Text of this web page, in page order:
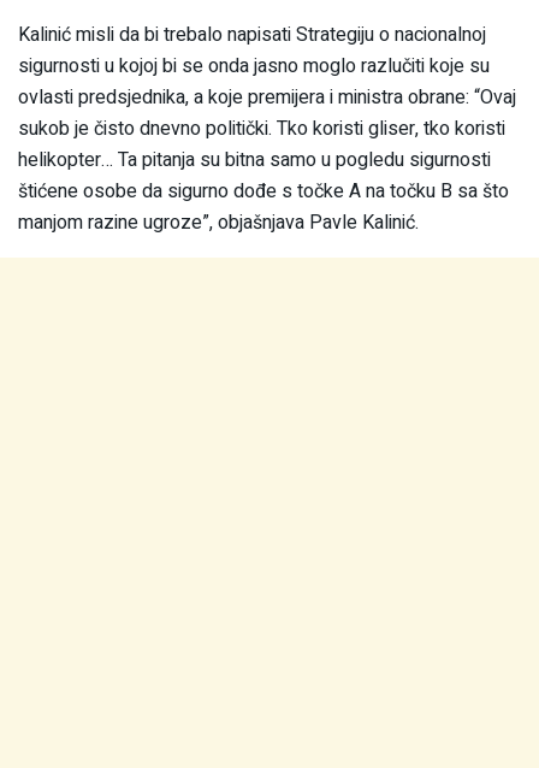
Kalinić misli da bi trebalo napisati Strategiju o nacionalnoj
sigurnosti u kojoj bi se onda jasno moglo razlučiti koje su
ovlasti predsjednika, a koje premijera i ministra obrane: “Ovaj
sukob je čisto dnevno politički. Tko koristi gliser, tko koristi
helikopter… Ta pitanja su bitna samo u pogledu sigurnosti
štićene osobe da sigurno dođe s točke A na točku B sa što
manjom razine ugroze”, objašnjava Pavle Kalinić.